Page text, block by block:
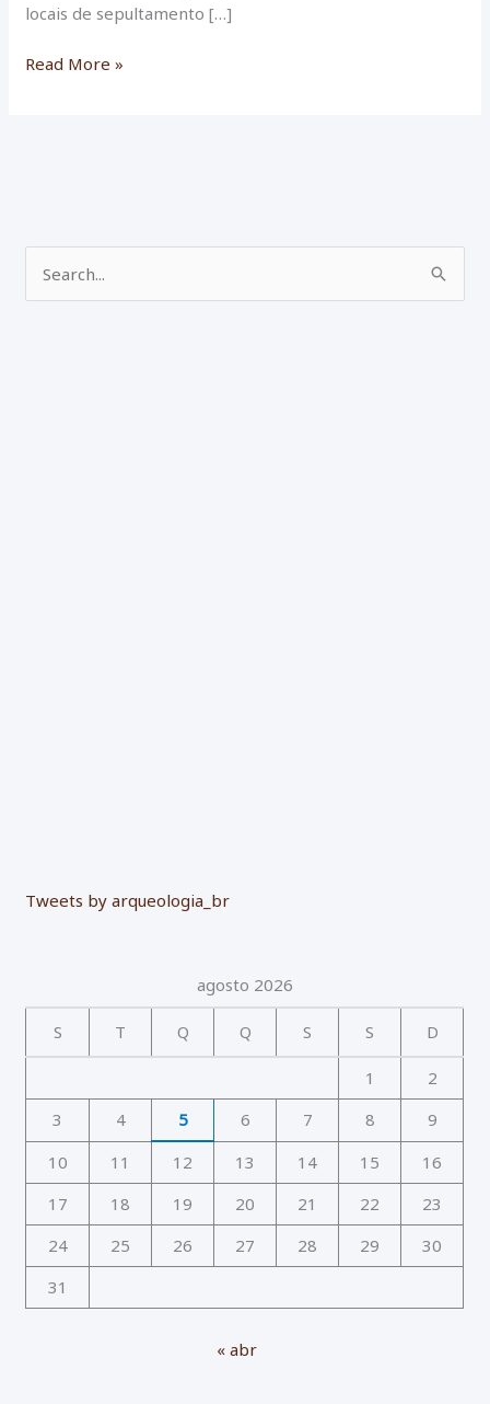
locais de sepultamento […]
Descoberta
locais
de
sepultamento
Read More »
Tweets by arqueologia_br
agosto 2026
S T Q Q S S D
1
2
3
4 5 6 7 8
9
10
11 12 13 14 15
16
17
18 19 20 21 22
23
24
25 26 27 28 29
30
31
« abr